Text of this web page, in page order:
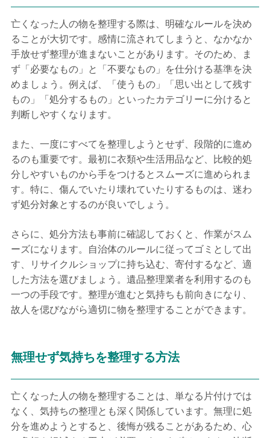
亡くなった人の物を整理する際は、明確なルールを決め
ることが大切です。感情に流されてしまうと、なかなか
手放せず整理が進まないことがあります。そのため、ま
ず「必要なもの」と「不要なもの」を仕分ける基準を決
めましょう。例えば、「使うもの」「思い出として残す
もの」「処分するもの」といったカテゴリーに分けると
判断しやすくなります。
また、一度にすべてを整理しようとせず、段階的に進め
るのも重要です。最初に衣類や生活用品など、比較的処
分しやすいものから手をつけるとスムーズに進められま
す。特に、傷んでいたり壊れていたりするものは、迷わ
ず処分対象とするのが良いでしょう。
さらに、処分方法も事前に確認しておくと、作業がスム
ーズになります。自治体のルールに従ってゴミとして出
す、リサイクルショップに持ち込む、寄付するなど、適
した方法を選びましょう。遺品整理業者を利用するのも
一つの手段です。整理が進むと気持ちも前向きになり、
故人を偲びながら適切に物を整理することができます。
無理せず気持ちを整理する方法
亡くなった人の物を整理することは、単なる片付けでは
なく、気持ちの整理とも深く関係しています。無理に処
分を進めようとすると、後悔が残ることがあるため、心